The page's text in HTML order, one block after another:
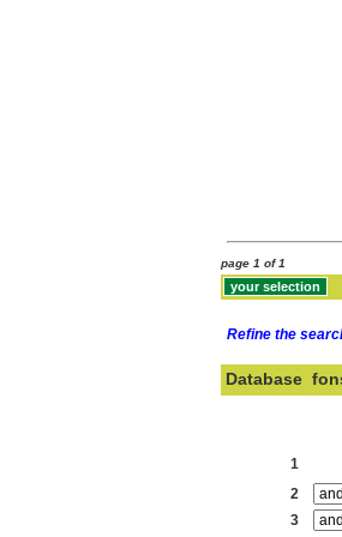
page 1 of 1
Refine the
Database
1
2
3